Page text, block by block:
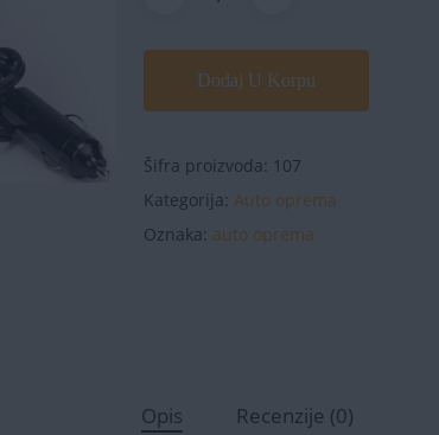
Dodaj U Korpu
Šifra proizvoda: 107
Kategorija: Auto oprema
Oznaka: auto oprema
Opis Recenzije (0)